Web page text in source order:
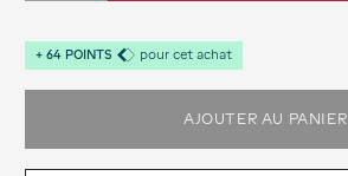
+ 64 POINTS pour cet achat
AJOUTER AU PANIER